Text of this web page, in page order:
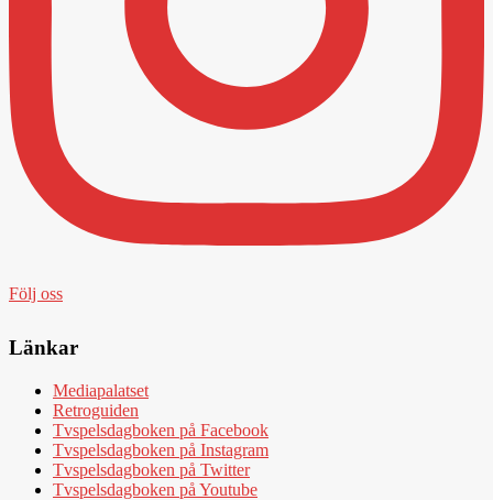
Följ oss
Länkar
Mediapalatset
Retroguiden
Tvspelsdagboken på Facebook
Tvspelsdagboken på Instagram
Tvspelsdagboken på Twitter
Tvspelsdagboken på Youtube